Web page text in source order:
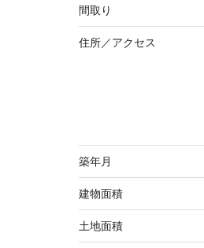
間取り
住所／アクセス
築年月
建物面積
土地面積